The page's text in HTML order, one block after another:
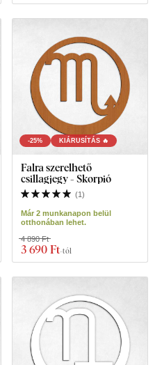
-25% KIÁRUSÍTÁS 🔥
Falra szerelhető
csillagjegy - Skorpió
(1)
Már 2 munkanapon belül
otthonában lehet.
3 690 Ft-tól
4 890 Ft